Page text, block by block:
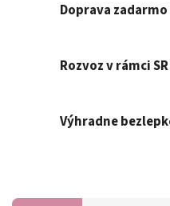
Doprava zadarmo
Rozvoz v rámci SR
Výhradne